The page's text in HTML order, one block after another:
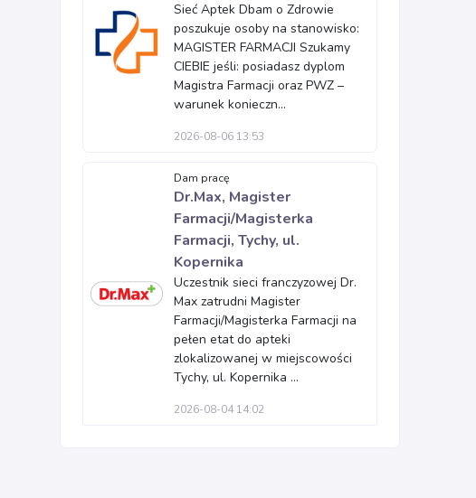
Sieć Aptek Dbam o Zdrowie
poszukuje osoby na stanowisko:
MAGISTER FARMACJI Szukamy
CIEBIE jeśli: posiadasz dyplom
Magistra Farmacji oraz PWZ –
warunek konieczn...
2026-08-06 13:53
Dam pracę
Dr.Max, Magister
Farmacji/Magisterka
Farmacji, Tychy, ul.
Kopernika
Uczestnik sieci franczyzowej Dr.
Max zatrudni Magister
Farmacji/Magisterka Farmacji na
pełen etat do apteki
zlokalizowanej w miejscowości
Tychy, ul. Kopernika ...
2026-08-04 14:02